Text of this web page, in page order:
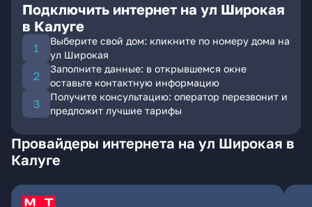
Подключить интернет на ул Широкая
в Калуге
Выберите свой дом: кликните по номеру дома на
ул Широкая
Заполните данные: в открывшемся окне
оставьте контактную информацию
Получите консультацию: оператор перезвонит и
предложит лучшие тарифы
Провайдеры интернета на ул Широкая в
Калуге